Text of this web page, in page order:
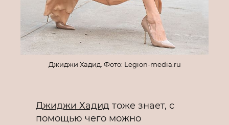
Джиджи Хадид. Фото: Legion-media.ru
Джиджи Хадид тоже знает, с
помощью чего можно